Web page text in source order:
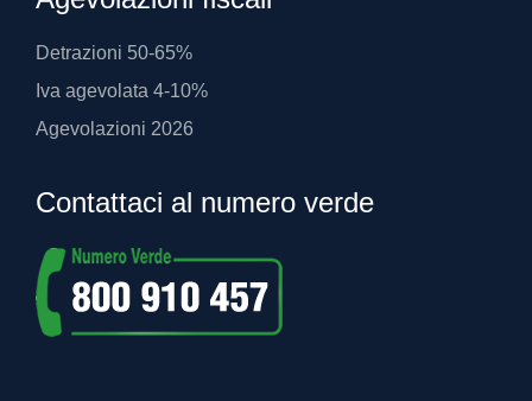
Detrazioni 50-65%
Iva agevolata 4-10%
Agevolazioni 2026
Contattaci al numero verde